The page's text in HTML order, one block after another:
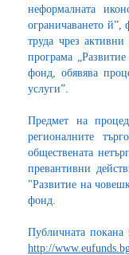
неформалната
ограничаването й”,
труда чрез
програма
фонд, обявява
услуги”.
Предмет на
регионалните
обществената
превантивни
"Развитие на
фонд.
Публичната
http://